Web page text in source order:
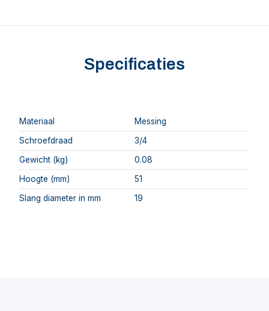
Specificaties
Materiaal
Messing
Schroefdraad
3/4
Gewicht (kg)
0.08
Hoogte (mm)
51
Slang diameter in mm
19